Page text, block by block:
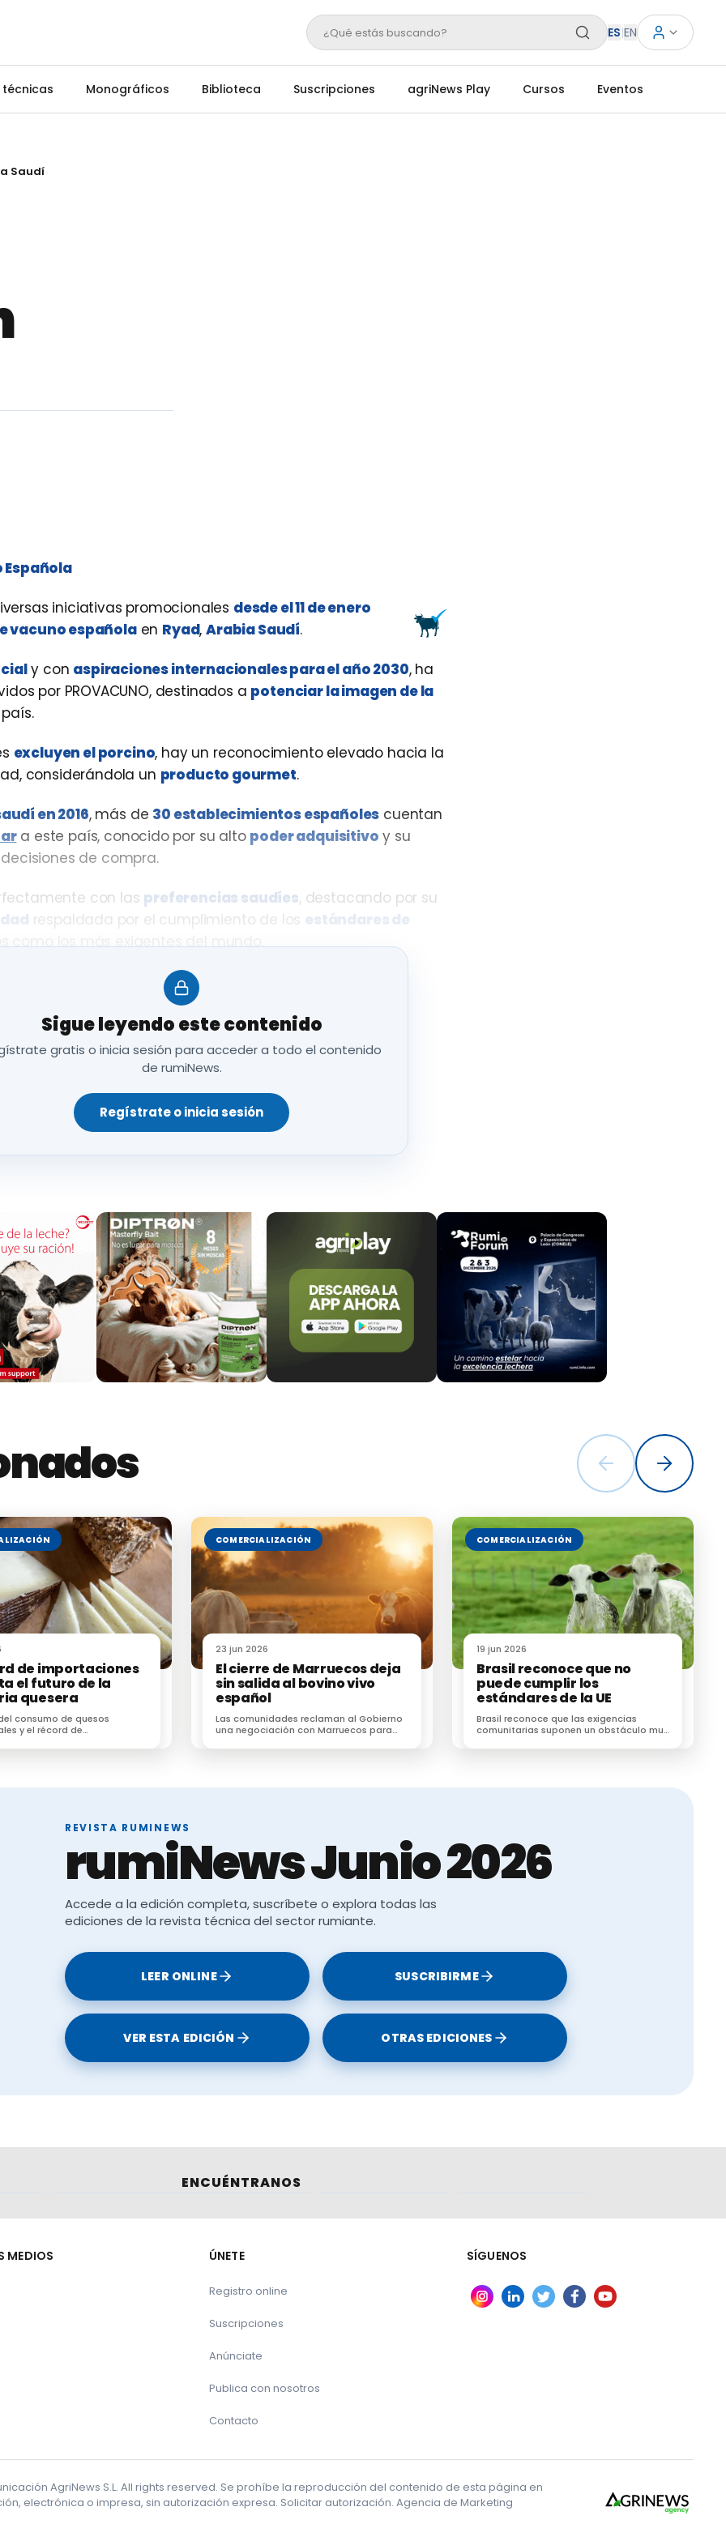
¿Qué estás buscando? ES|EN
técnicas Monográficos Biblioteca Suscripciones agriNews Play Cursos Eventos
Saudí
Española
iniciativas promocionales desde el 11 de enero
vacuno españolaen Ryad,Arabia Saudí.
y con aspiraciones internacionales para el año 2030, ha
por PROVACUNO, destinados a potenciar la imagen de la
excluyen el porcino, hay un reconocimiento elevado hacia la
considerándola un producto gourmet.
en 2016, más de 30 establecimientos españoles cuentan
a este país, conocido por su alto poder adquisitivo y su
de compra.
con las preferencias saudíes, destacando por su
respaldada por el cumplimiento de los estándares de
como los más exigentes del mundo.
de PROVACUNO ha llevado a cabo una
. El objetivo es informar a los futuros
distintivas de lacarne de vacuno española
Elite Chef, ubicada en Riad (Arabia Saudí).
con el“Spanish Beef Festival”en la residencia del embajador
contó con la participación de cerca de un centenar de
de vacuno en el país, así como autoridades y medios de
por el chef Juanlu Fernández, galardonado con una
de la carne de vacuno española y
torno a las100 toneladas anualesen los últimos años.
alimenticios de
veterinarios
de ADS de Galicia en torno a la vacunología y la
BVDZero España de Boehringer Ingelheim
Sigue leyendo este contenido
gratis o inicia sesión para acceder a todo el contenido
de rumiNews.
Regístrate o inicia sesión
de importaciones
el futuro de la
quesera
consumo de quesos
y el récord de
la industria quesera
COMERCIALIZACIÓN
23 jun 2026
El cierre de Marruecos deja
sin salida al bovino vivo
español
Las comunidades reclaman al Gobierno
una negociación con Marruecos para
las exportaciones de ganado
COMERCIALIZACIÓN
19 jun 2026
Brasil reconoce que no
puede cumplir los
estándares de la UE
Brasil reconoce que las exigencias
comunitarias suponen un obstáculo muy
brasileño
REVISTA RUMINEWS
rumiNews Junio 2026
Accede a la edición completa, suscríbete o explora todas las
ediciones de la revista técnica del sector rumiante.
LEER ONLINE SUSCRIBIRME
VER ESTA EDICIÓN OTRAS EDICIONES
ENCUÉNTRANOS
MEDIOS ÚNETE
Registro online
Suscripciones
Anúnciate
Publica con nosotros
Contacto
SÍGUENOS
AgriNews S.L. All rights reserved. Se prohíbe la reproducción del contenido de esta página en
electrónica o impresa, sin autorización expresa. Solicitar autorización. Agencia de Marketing